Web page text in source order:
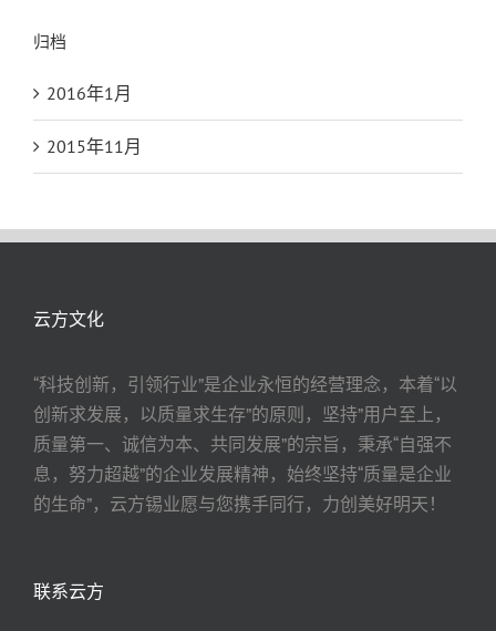
归档
2016年1月
2015年11月
云方文化
“科技创新，引领行业”是企业永恒的经营理念，本着“以
创新求发展，以质量求生存”的原则，坚持”用户至上，
质量第一、诚信为本、共同发展”的宗旨，秉承“自强不
息，努力超越”的企业发展精神，始终坚持“质量是企业
的生命”，云方锡业愿与您携手同行，力创美好明天！
联系云方